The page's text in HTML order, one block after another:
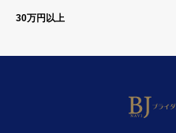
30万円以上